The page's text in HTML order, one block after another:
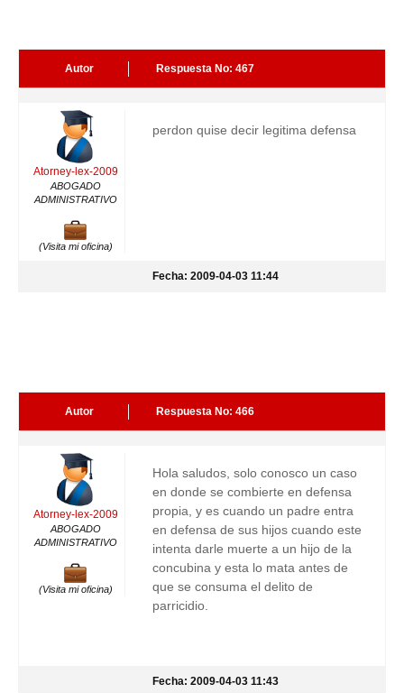
Autor Respuesta No: 467
Atorney-lex-2009
ABOGADO
ADMINISTRATIVO
(Visita mi oficina)
perdon quise decir legitima defensa
Fecha: 2009-04-03 11:44
Autor Respuesta No: 466
Atorney-lex-2009
ABOGADO
ADMINISTRATIVO
(Visita mi oficina)
Hola saludos, solo conosco un caso
en donde se combierte en defensa
propia, y es cuando un padre entra
en defensa de sus hijos cuando este
intenta darle muerte a un hijo de la
concubina y esta lo mata antes de
que se consuma el delito de
parricidio.
Fecha: 2009-04-03 11:43